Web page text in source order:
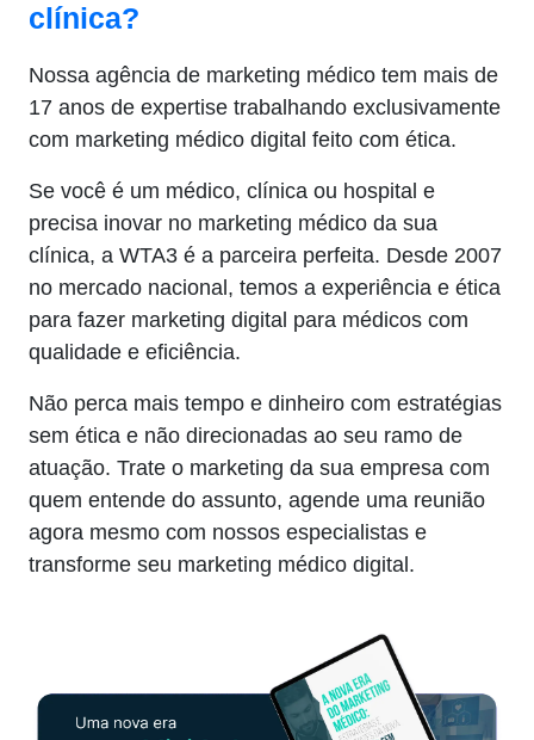
clínica?
Nossa agência de marketing médico tem mais de
17 anos de expertise trabalhando exclusivamente
com marketing médico digital feito com ética.
Se você é um médico, clínica ou hospital e
precisa inovar no marketing médico da sua
clínica, a WTA3 é a parceira perfeita. Desde 2007
no mercado nacional, temos a experiência e ética
para fazer marketing digital para médicos com
qualidade e eficiência.
Não perca mais tempo e dinheiro com estratégias
sem ética e não direcionadas ao seu ramo de
atuação. Trate o marketing da sua empresa com
quem entende do assunto, agende uma reunião
agora mesmo com nossos especialistas e
transforme seu marketing médico digital.